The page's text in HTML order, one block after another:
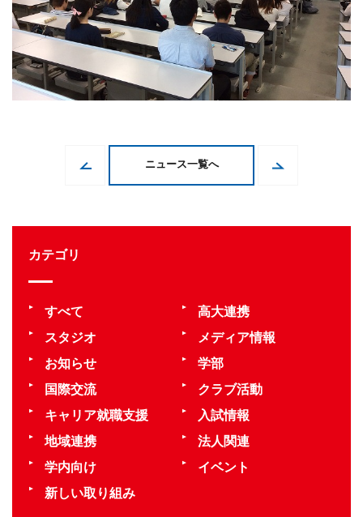
ニュース一覧へ
カテゴリ
すべて
高大連携
スタジオ
メディア情報
お知らせ
学部
国際交流
クラブ活動
キャリア就職支援
入試情報
地域連携
法人関連
学内向け
イベント
新しい取り組み